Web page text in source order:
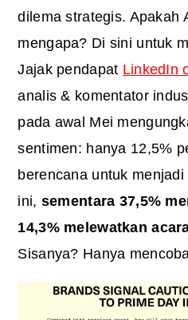
dilema strategis. Apakah
mengapa? Di sini untuk
Jajak pendapat LinkedIn
analis & komentator
pada awal Mei
sentimen: hanya 12,5%
berencana untuk
ini, sementara 37,5%
14,3% melewatkan
Sisanya? Hanya